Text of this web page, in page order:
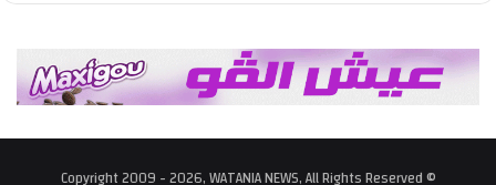
© Copyright 2009 - 2026, WATANIA NEWS, All Rights Reserved